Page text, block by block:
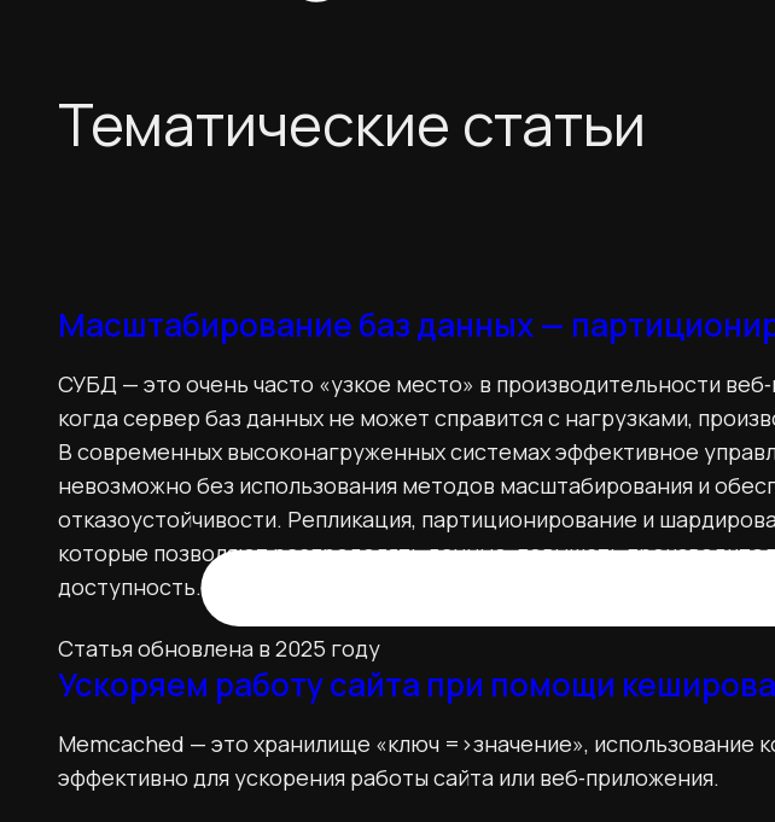
Тематические статьи
Масштабирование баз данных —
СУБД — это очень часто «узкое место» в производительности
когда сервер баз данных не может справится с нагрузками,
В современных высоконагруженных системах эффективное
невозможно без использования методов масштабирования и
отказоустойчивости. Репликация, партиционирование и
которые позволяют распределять данные, повышать
доступность. Разберем каждый из них подробно.
Статья обновлена в 2025 году
Ускоряем работу сайта при помощи
Memcached — это хранилище «ключ =>значение», использование
эффективно для ускорения работы сайта или веб‑приложения.